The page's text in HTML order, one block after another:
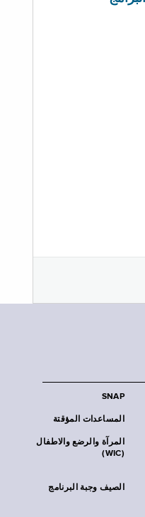
SNAP
المساعدات المؤقتة
المرآة والرضع والاطفال
(WIC)
الصيف وجبة البرنامج